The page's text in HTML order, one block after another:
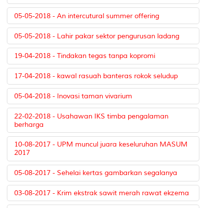
05-05-2018 - An intercutural summer offering
05-05-2018 - Lahir pakar sektor pengurusan ladang
19-04-2018 - Tindakan tegas tanpa kopromi
17-04-2018 - kawal rasuah banteras rokok seludup
05-04-2018 - Inovasi taman vivarium
22-02-2018 - Usahawan IKS timba pengalaman
berharga
10-08-2017 - UPM muncul juara keseluruhan MASUM
2017
05-08-2017 - Sehelai kertas gambarkan segalanya
03-08-2017 - Krim ekstrak sawit merah rawat ekzema